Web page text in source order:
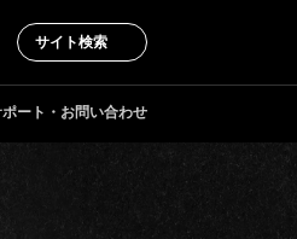
サイト検索
ート・お問い合わせ